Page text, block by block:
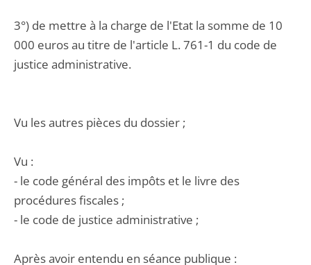
3°) de mettre à la charge de l'Etat la somme de 10
000 euros au titre de l'article L. 761-1 du code de
justice administrative.
Vu les autres pièces du dossier ;
Vu :
- le code général des impôts et le livre des
procédures fiscales ;
- le code de justice administrative ;
Après avoir entendu en séance publique :